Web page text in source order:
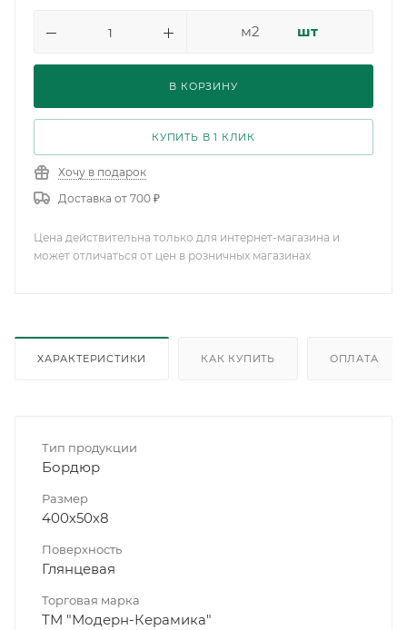
м2 шт
В КОРЗИНУ
КУПИТЬ В 1 КЛИК
Хочу в подарок
Доставка от 700 ₽
Цена действительна только для интернет-магазина и
может отличаться от цен в розничных магазинах
ХАРАКТЕРИСТИКИ КАК КУПИТЬ ОПЛАТА
Тип продукции
Бордюр
Размер
400х50х8
Поверхность
Глянцевая
Торговая марка
ТМ "Модерн-Керамика"